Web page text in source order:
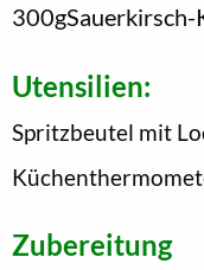
300g
Utensilien:
Spritzbeutel mit
Zubereitung